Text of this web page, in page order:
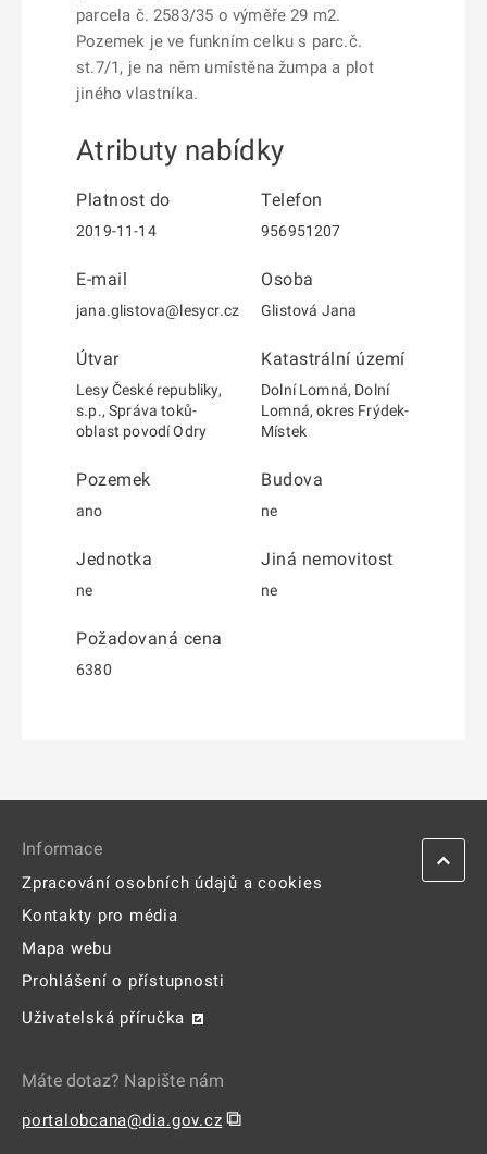
parcela č. 2583/35 o výměře 29 m2.
Pozemek je ve funkním celku s parc.č.
st.7/1, je na něm umístěna žumpa a plot
jiného vlastníka.
Atributy nabídky
Platnost do
2019-11-14
Telefon
956951207
E-mail
jana.glistova@lesycr.cz
Osoba
Glistová Jana
Útvar
Lesy České republiky,
s.p., Správa toků-
oblast povodí Odry
Katastrální území
Dolní Lomná, Dolní
Lomná, okres Frýdek-
Místek
Pozemek
ano
Budova
ne
Jednotka
ne
Jiná nemovitost
ne
Požadovaná cena
6380
Informace
Zpracování osobních údajů a cookies
Kontakty pro média
Mapa webu
Prohlášení o přístupnosti
Uživatelská příručka
Máte dotaz? Napište nám
portalobcana@dia.gov.cz ⧉